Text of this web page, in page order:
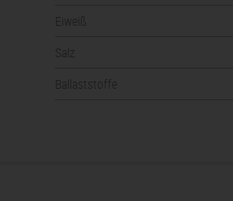
Eiweiß
Salz
Ballaststoffe